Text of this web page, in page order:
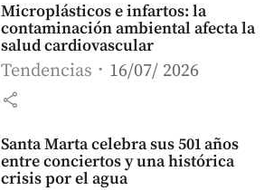
Microplásticos e infartos: la
contaminación ambiental afecta la
salud cardiovascular
Tendencias 16/07/ 2026
share
Santa Marta celebra sus 501 años
entre conciertos y una histórica
crisis por el agua